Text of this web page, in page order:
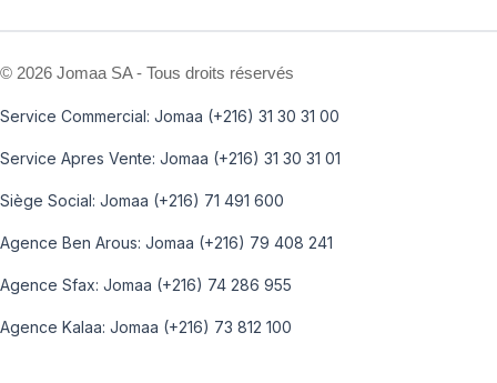
© 2026 Jomaa SA - Tous droits réservés
Service Commercial: Jomaa (+216) 31 30 31 00
Service Apres Vente: Jomaa (+216) 31 30 31 01
Siège Social: Jomaa (+216) 71 491 600
Agence Ben Arous: Jomaa (+216) 79 408 241
Agence Sfax: Jomaa (+216) 74 286 955
Agence Kalaa: Jomaa (+216) 73 812 100